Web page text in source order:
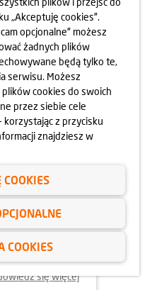
się więcej
WKŁADU
się więcej
„Akceptuję cookies”.
opcjonalne” możesz
żadnych plików
będą tylko te,
serwisu. Możesz
cookies do swoich
przez siebie cele
z przycisku
znajdziesz w
COOKIES
COOKIES